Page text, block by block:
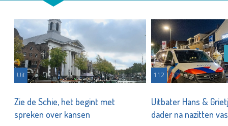
Uit
Zie de Schie, het begint met
spreken over kansen
112
Uitbater Hans &
dader na nazitten